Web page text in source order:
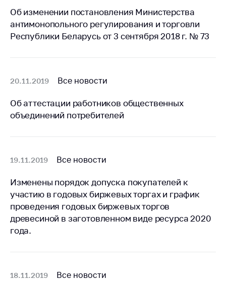
Общественное
обсуждение
проектов
ведения бизнеса
Рекомендации по
субъектов торговли,
питания, бытового
обслуживания
Обучение по
вопросам
антимонопольного
Об изменении постановления Министерства
антимонопольного регулирования и торговли
Республики Беларусь от 3 сентября 2018 г. № 73
20.11.2019 Все новости
Об аттестации работников общественных
объединений потребителей
19.11.2019 Все новости
Изменены порядок допуска покупателей к
участию в годовых биржевых торгах и график
проведения годовых биржевых торгов
древесиной в заготовленном виде ресурса 2020
года.
18.11.2019 Все новости